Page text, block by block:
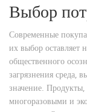
Выбор
Современные
их выбор оставляет
общественного
загрязнения среда,
значение. Продукты,
многоразовыми и